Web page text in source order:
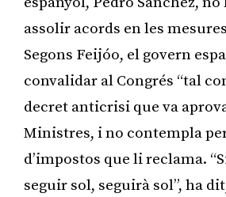
assolir acords en les
Segons Feijóo, el govern
convalidar al Congrés “tal
decret anticrisi que va
Ministres, i no contempla
d’impostos que li reclama.
seguir sol, seguirà sol”, ha